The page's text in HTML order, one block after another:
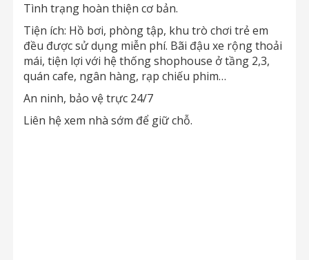
Tình trạng hoàn thiện cơ bản.
Tiện ích: Hồ bơi, phòng tập, khu trò chơi trẻ em
đều được sử dụng miễn phí. Bãi đậu xe rộng thoải
mái, tiện lợi với hệ thống shophouse ở tầng 2,3,
quán cafe, ngân hàng, rạp chiếu phim…
An ninh, bảo vệ trực 24/7
Liên hệ xem nhà sớm để giữ chỗ.